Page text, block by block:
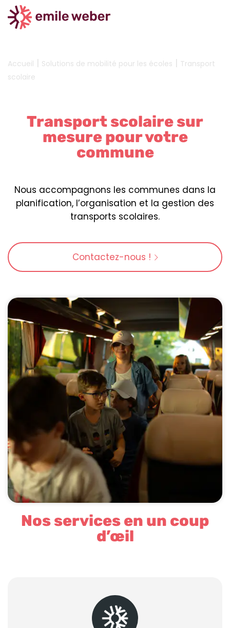
Accueil | Solutions de mobilité pour les écoles | Transport
scolaire
Transport scolaire sur
mesure pour votre
commune
Nous accompagnons les communes dans la
planification, l’organisation et la gestion des
transports scolaires.
Contactez-nous !
Nos services en un coup
d’œil